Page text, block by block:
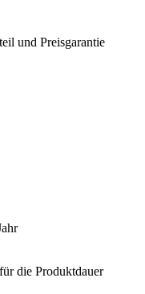
und Preisgarantie
die Produktdauer